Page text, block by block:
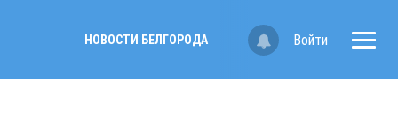
НОВОСТИ БЕЛГОРОДА Войти